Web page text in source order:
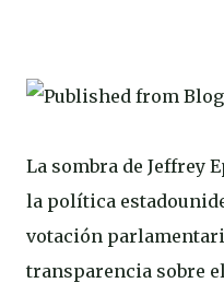
La sombra de Jeffrey
la política
votación
transparencia sobre